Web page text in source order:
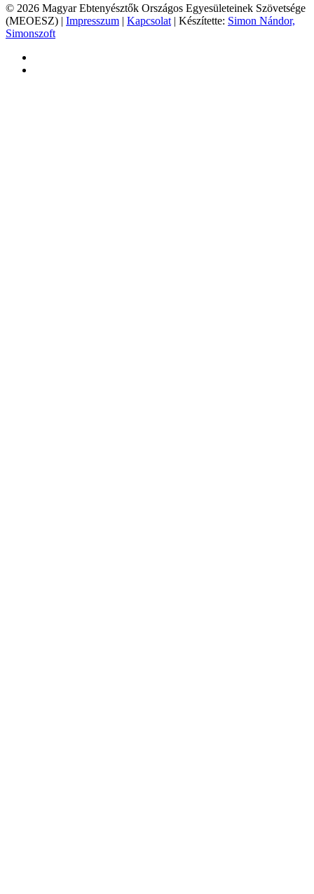
© 2026 Magyar Ebtenyésztők Országos Egyesületeinek Szövetsége
(MEOESZ) | Impresszum | Kapcsolat | Készítette: Simon Nándor,
Simonszoft